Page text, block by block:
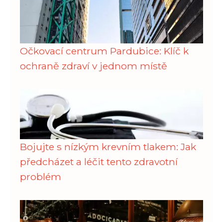
Očkovací centrum Pardubice: Klíč k
ochraně zdraví v jednom místě
Bojujte s nízkým krevním tlakem: Jak
předcházet a léčit tento zdravotní
problém